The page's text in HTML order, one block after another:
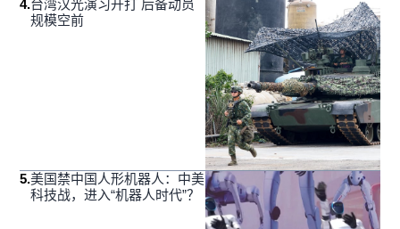
4.台湾汉光演习开打 后备动员
规模空前
5.美国禁中国人形机器人：中美
科技战，进入“机器人时代”？